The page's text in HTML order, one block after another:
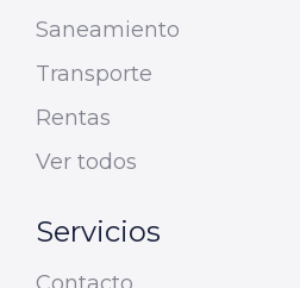
Saneamiento
Transporte
Rentas
Ver todos
Servicios